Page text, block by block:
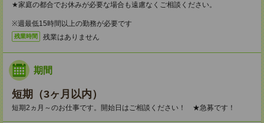
★家庭の都合でお休みが必要な場合も遠慮なくご相談ください。
※週最低15時間以上の勤務が必要です
残業時間 残業はありません
期間
短期（3ヶ月以内）
短期2ヵ月～のお仕事です。開始日はご相談ください！ ★急募です！